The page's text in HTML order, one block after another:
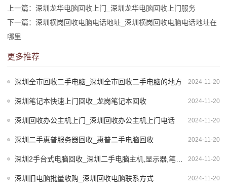
上一篇：深圳龙华电脑回收上门_深圳龙华电脑回收上门服务
下一篇：深圳横岗回收电脑电话地址_深圳横岗回收电脑电话地址在
哪里
更多推荐
2024-11-20
深圳全市回收二手电脑_深圳全市回收二手电脑的地方
2024-11-20
深圳笔记本快速上门回收_龙岗笔记本回收
2024-11-20
深圳回收办公主机上门_深圳回收办公主机上门电话
2024-11-20
深圳二手惠普服务器回收_惠普二手电脑回收
2024-11-20
深圳2手台式电脑回收_深圳二手电脑主机,显示器,笔记本,服务器回收公司
2024-11-20
深圳旧电脑批量收购_深圳回收电脑联系方式